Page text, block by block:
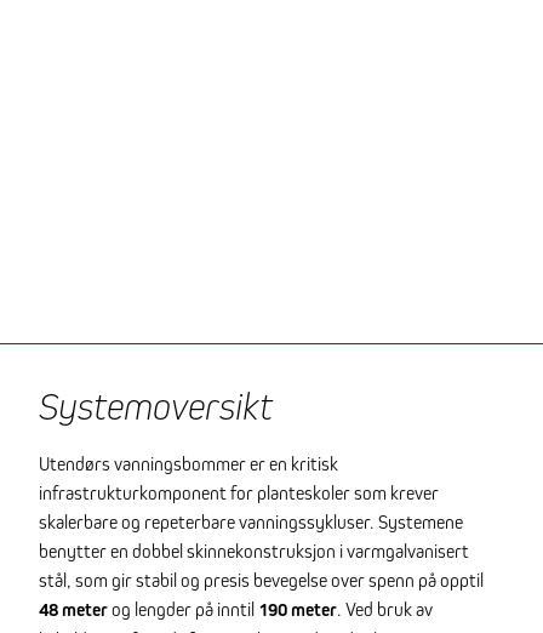
Systemoversikt
Utendørs vanningsbommer er en kritisk
infrastrukturkomponent for planteskoler som krever
skalerbare og repeterbare vanningssykluser. Systemene
benytter en dobbel skinnekonstruksjon i varmgalvanisert
stål, som gir stabil og presis bevegelse over spenn på opptil
48 meterog lengder på inntil 190 meter. Ved bruk av